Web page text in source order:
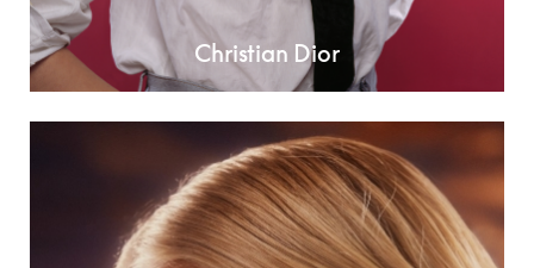
Christian Dior